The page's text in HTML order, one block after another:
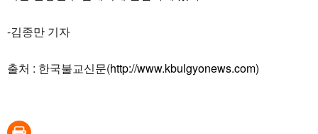
-김종만 기자
출처 : 한국불교신문(http://www.kbulgyonews.com)